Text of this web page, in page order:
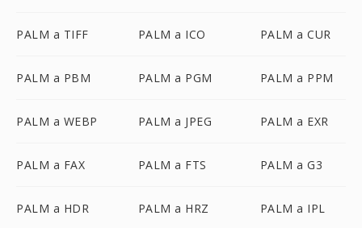
PALM a TIFF PALM a ICO PALM a CUR
PALM a PBM PALM a PGM PALM a PPM
PALM a WEBP PALM a JPEG PALM a EXR
PALM a FAX PALM a FTS PALM a G3
PALM a HDR PALM a HRZ PALM a IPL